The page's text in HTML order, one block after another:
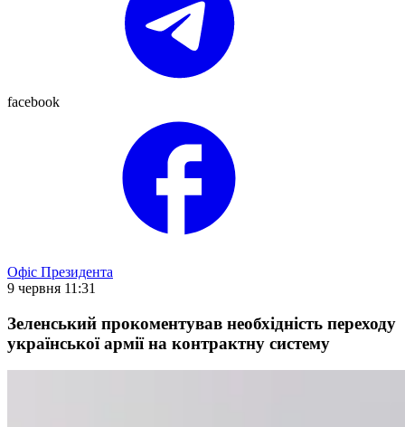
facebook
Офіс Президента
9 червня 11:31
Зеленський прокоментував необхідність переходу
української армії на контрактну систему